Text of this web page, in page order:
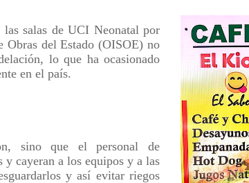
salas de UCI Neonatal por
del Estado (OISOE) no
lo que ha ocasionado
en el país.
sino que el personal de
cayeran a los equipos y a las
y así evitar riegos